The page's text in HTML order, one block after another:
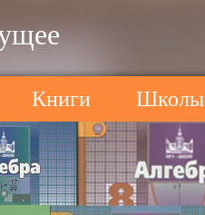
Книги Школы